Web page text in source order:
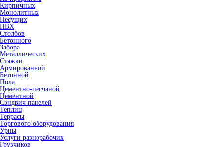
Кирпичных
Монолитных
Несущих
ПВХ
Столбов
Бетонного
Забора
Металлических
Стяжки
Армированной
Бетонной
Пола
Цементно-песчаной
Цементной
Сэндвич панелей
Теплиц
Террасы
Торгового оборудования
Урны
Услуги разнорабочих
Грузчиков